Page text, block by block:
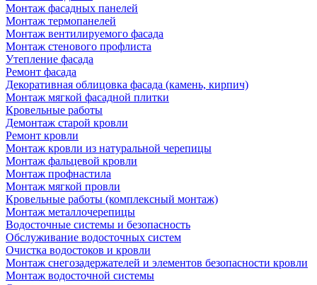
Монтаж фасадных панелей
Монтаж термопанелей
Монтаж вентилируемого фасада
Монтаж стенового профлиста
Утепление фасада
Ремонт фасада
Декоративная облицовка фасада (камень, кирпич)
Монтаж мягкой фасадной плитки
Кровельные работы
Демонтаж старой кровли
Ремонт кровли
Монтаж кровли из натуральной черепицы
Монтаж фальцевой кровли
Монтаж профнастила
Монтаж мягкой провли
Кровельные работы (комплексный монтаж)
Монтаж металлочерепицы
Водосточные системы и безопасность
Обслуживание водосточных систем
Очистка водостоков и кровли
Монтаж снегозадержателей и элементов безопасности кровли
Монтаж водосточной системы